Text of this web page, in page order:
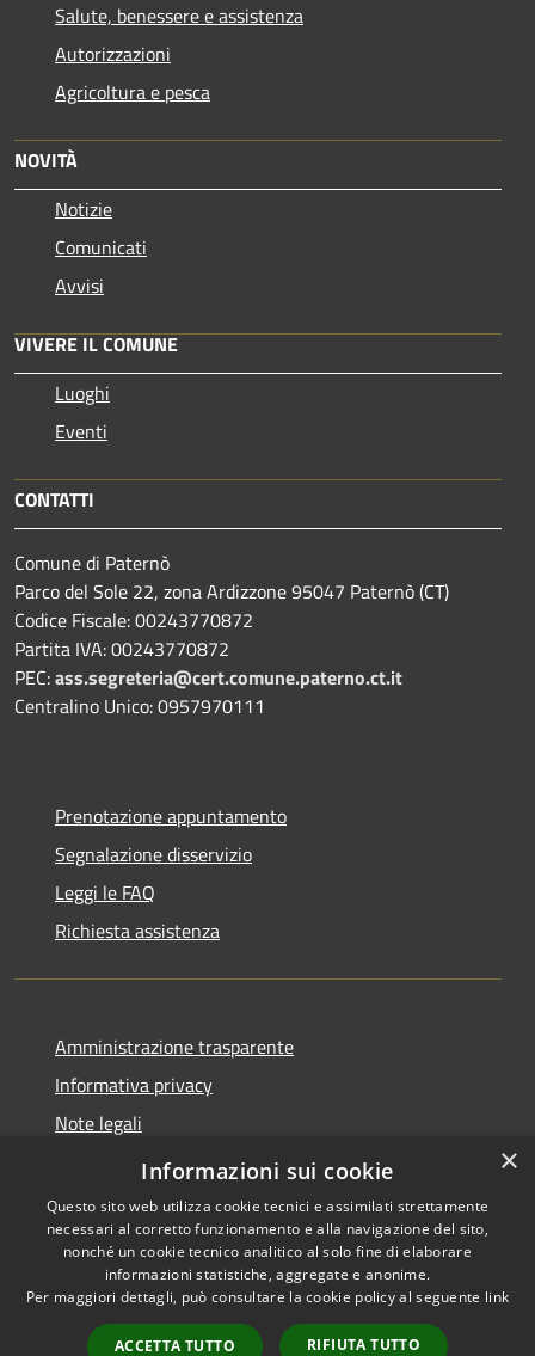
Salute, benessere e assistenza
Autorizzazioni
Agricoltura e pesca
NOVITÀ
Notizie
Comunicati
Avvisi
VIVERE IL COMUNE
Luoghi
Eventi
CONTATTI
Comune di Paternò
Parco del Sole 22, zona Ardizzone 95047 Paternò (CT)
Codice Fiscale: 00243770872
Partita IVA: 00243770872
PEC:ass.segreteria@cert.comune.paterno.ct.it
Centralino Unico: 0957970111
Prenotazione appuntamento
Segnalazione disservizio
Leggi le FAQ
Richiesta assistenza
Amministrazione trasparente
Informativa privacy
Note legali
Dichiarazione di accessibilità
Accessibilità
Copyright © 2026 • Comune di
Paternò • Powered by
Municipium•
Accesso
×
Informazioni sui cookie
Questo sito web utilizza cookie tecnici e assimilati strettamente
necessari al corretto funzionamento e alla navigazione del sito,
nonché un cookie tecnico analitico al solo fine di elaborare
informazioni statistiche, aggregate e anonime.
Per maggiori dettagli, può consultare la cookie policy al seguente link
ACCETTA TUTTO RIFIUTA TUTTO